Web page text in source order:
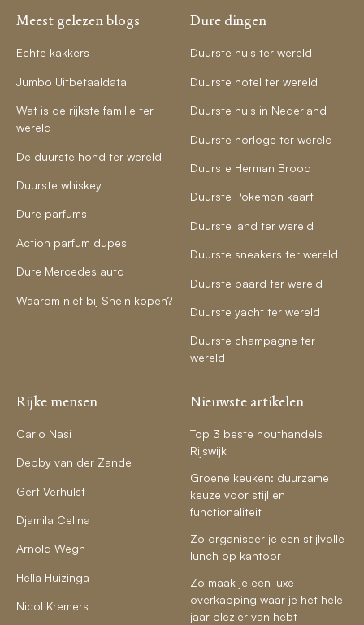
Meest gelezen blogs
Echte kakkers
Jumbo Uitbetaaldata
Wat is de rijkste familie ter
wereld
De duurste hond ter wereld
Duurste whiskey
Dure parfums
Action parfum dupes
Dure Mercedes auto
Waarom niet bij Shein kopen?
Dure dingen
Duurste huis ter wereld
Duurste hotel ter wereld
Duurste huis in Nederland
Duurste horloge ter wereld
Duurste Herman Brood
Duurste Pokemon kaart
Duurste land ter wereld
Duurste sneakers ter wereld
Duurste paard ter wereld
Duurste yacht ter wereld
Duurste champagne ter
wereld
Rijke mensen
Carlo Nasi
Debby van der Zande
Gert Verhulst
Djamila Celina
Arnold Wegh
Hella Huizinga
Nicol Kremers
Nieuwste artikelen
Top 3 beste houthandels
Rijswijk
Groene keuken: duurzame
keuze voor stijl en
functionaliteit
Zo organiseer je een stijlvolle
lunch op kantoor
Zo maak je een luxe
overkapping waar je het hele
jaar plezier van hebt